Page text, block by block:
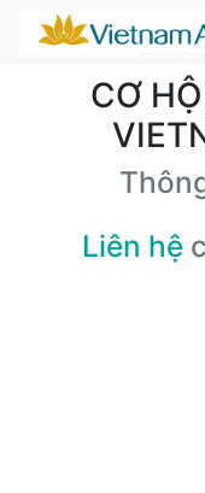
CƠ
Liên hệ